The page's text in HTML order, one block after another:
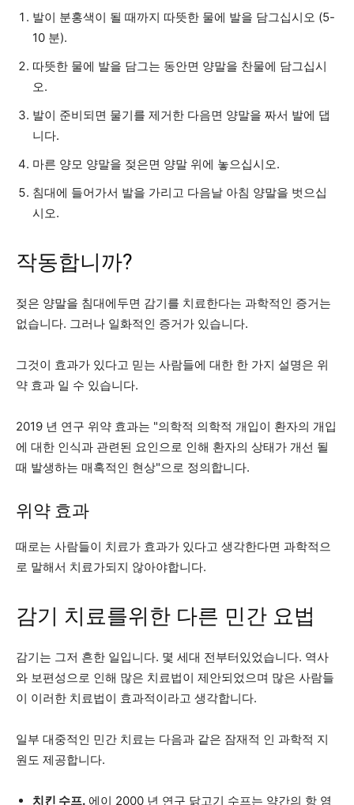
발이 분홍색이 될 때까지 따뜻한 물에 발을 담그십시오 (5-
10 분).
따뜻한 물에 발을 담그는 동안면 양말을 찬물에 담그십시
오.
발이 준비되면 물기를 제거한 다음면 양말을 짜서 발에 댑
니다.
마른 양모 양말을 젖은면 양말 위에 놓으십시오.
침대에 들어가서 발을 가리고 다음날 아침 양말을 벗으십
시오.
작동합니까?
젖은 양말을 침대에두면 감기를 치료한다는 과학적인 증거는
없습니다. 그러나 일화적인 증거가 있습니다.
그것이 효과가 있다고 믿는 사람들에 대한 한 가지 설명은 위
약 효과 일 수 있습니다.
2019 년 연구 위약 효과는 "의학적 의학적 개입이 환자의 개입
에 대한 인식과 관련된 요인으로 인해 환자의 상태가 개선 될
때 발생하는 매혹적인 현상"으로 정의합니다.
위약 효과
때로는 사람들이 치료가 효과가 있다고 생각한다면 과학적으
로 말해서 치료가되지 않아야합니다.
감기 치료를위한 다른 민간 요법
감기는 그저 흔한 일입니다. 몇 세대 전부터있었습니다. 역사
와 보편성으로 인해 많은 치료법이 제안되었으며 많은 사람들
이 이러한 치료법이 효과적이라고 생각합니다.
일부 대중적인 민간 치료는 다음과 같은 잠재적 인 과학적 지
원도 제공합니다.
치킨 수프. 에이 2000 년 연구 닭고기 수프는 약간의 항 염